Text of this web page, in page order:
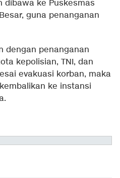
dibawa ke Puskesmas
guna penanganan
dengan penanganan
kepolisian, TNI, dan
evakuasi korban, maka
ke instansi